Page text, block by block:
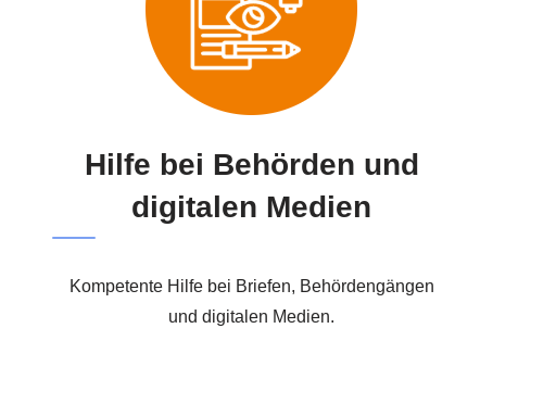
Hilfe bei Behörden und
digitalen Medien
Kompetente Hilfe bei Briefen, Behördengängen
und digitalen Medien.